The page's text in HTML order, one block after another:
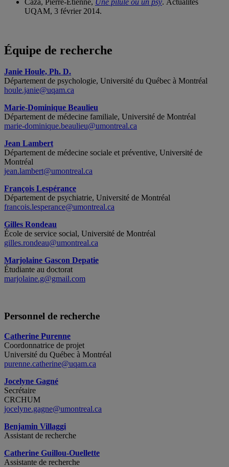
UQAM, 3 février 2014.
Équipe de recherche
Janie Houle, Ph. D.
Département de psychologie, Université du Québec à Montréal
houle.janie@uqam.ca
Marie-Dominique Beaulieu
Département de médecine familiale, Université de Montréal
marie-dominique.beaulieu@umontreal.ca
Jean Lambert
Département de médecine sociale et préventive, Université de
Montréal
jean.lambert@umontreal.ca
François Lespérance
Département de psychiatrie, Université de Montréal
francois.lesperance@umontreal.ca
Gilles Rondeau
École de service social, Université de Montréal
gilles.rondeau@umontreal.ca
Marjolaine Gascon Depatie
Étudiante au doctorat
marjolaine.g@gmail.com
Personnel de recherche
Catherine Purenne
Coordonnatrice de projet
Université du Québec à Montréal
purenne.catherine@uqam.ca
Jocelyne Gagné
Secrétaire
CRCHUM
jocelyne.gagne@umontreal.ca
Benjamin Villaggi
Assistant de recherche
Catherine Guillou-Ouellette
Assistante de recherche